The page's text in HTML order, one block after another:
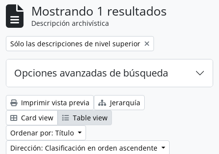
Mostrando 1 resultados
Descripción archivística
Remove filter:
Sólo las descripciones de nivel superior
Opciones avanzadas de búsqueda
Imprimir vista previa
Jerarquía
Card view
Table view
Ordenar por: Título
Dirección: Clasificación en orden ascendente